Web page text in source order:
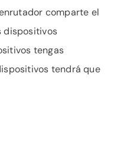
comparte el
dispositivos
tengas
tendrá que